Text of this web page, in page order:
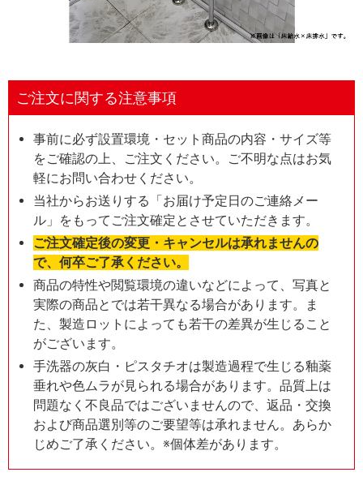
ご注文に関する注意事項
事前に必ず設置環境・セット商品の内容・サイズ等
をご確認の上、ご注文ください。ご不明な点はお気
軽にお問い合わせください。
当社からお送りする「お届け予定日のご連絡メー
ル」をもってご注文確定とさせていただきます。
ご注文確定後の変更・キャンセルは承れませんの
で、何卒ご了承ください。
商品の特性や閲覧環境の違いなどによって、写真と
実際の商品とでは若干異なる場合があります。ま
た、製造ロットによっても若干の差異が生じること
がございます。
手洗器の灰白・ピスタチオは製造過程で生じる釉薬
垂れや色ムラが見られる場合があります。品質上は
問題なく不良品ではございませんので、返品・交換
および商品選別等のご要望等は承れません。あらか
じめご了承ください。※個体差があります。